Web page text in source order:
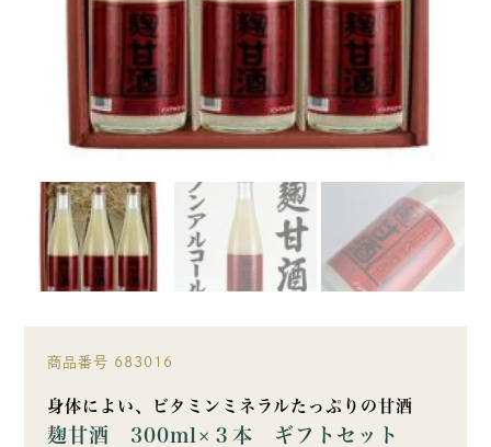
商品番号 683016
身体によい、ビタミンミネラルたっぷりの甘酒
麹甘酒 300ml×３本 ギフトセット